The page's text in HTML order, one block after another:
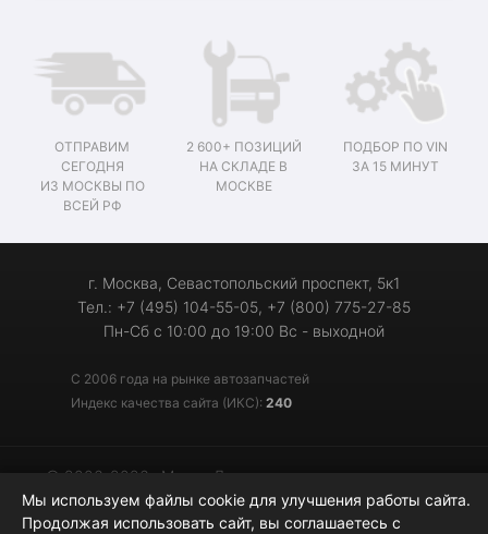
ОТПРАВИМ
СЕГОДНЯ
ИЗ МОСКВЫ ПО
ВСЕЙ РФ
2 600+ ПОЗИЦИЙ
НА СКЛАДЕ В
МОСКВЕ
ПОДБОР ПО VIN
ЗА 15 МИНУТ
г. Москва, Севастопольский проспект, 5к1
Тел.: +7 (495) 104-55-05, +7 (800) 775-27-85
Пн-Сб с 10:00 до 19:00 Вс - выходной
С 2006 года на рынке автозапчастей
Индекс качества сайта (ИКС): 240
© 2006-2026 «Мотор-Джи» - запчасти для иномарок
Мы используем файлы cookie для улучшения работы сайта.
Продолжая использовать сайт, вы соглашаетесь с